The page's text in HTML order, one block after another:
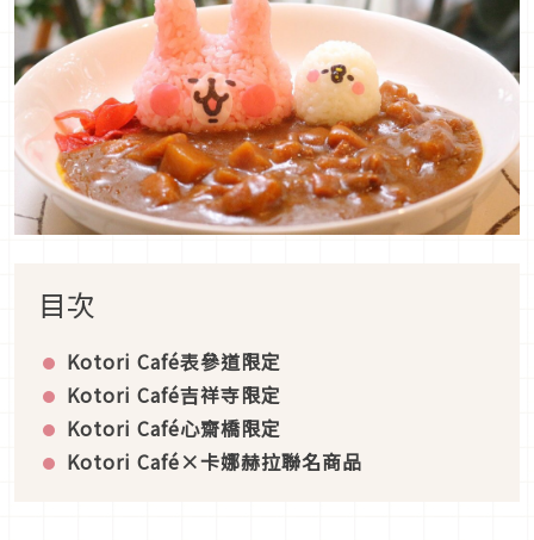
目次
Kotori Café表參道限定
Kotori Café吉祥寺限定
Kotori Café心齋橋限定
Kotori Café×卡娜赫拉聯名商品